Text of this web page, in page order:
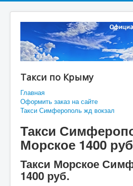
Такси по Крыму
Главная
Оформить заказ на сайте
Такси Симферополь жд вокзал
Такси
Морское 1400
Такси Морское
1400 руб.